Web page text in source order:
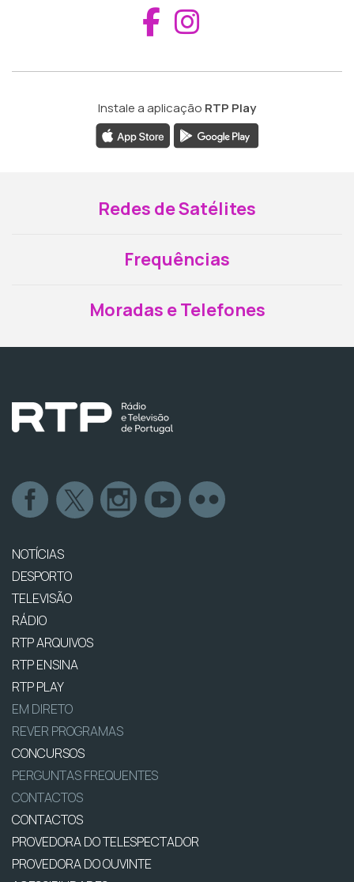
Aceder ao
Instale a aplicação RTP Play
Redes de Satélites
Frequências
Moradas e Telefones
NOTÍCIAS
DESPORTO
TELEVISÃO
RÁDIO
RTP ARQUIVOS
RTP ENSINA
RTP PLAY
EM DIRETO
REVER PROGRAMAS
CONCURSOS
PERGUNTAS FREQUENTES
CONTACTOS
CONTACTOS
PROVEDORA DO TELESPECTADOR
PROVEDORA DO OUVINTE